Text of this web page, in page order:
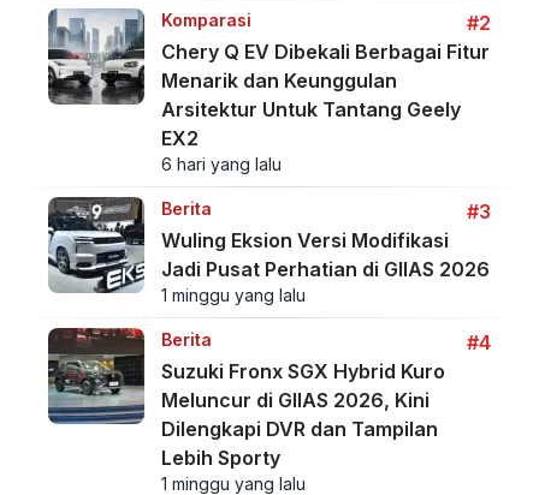
Komparasi
#2
Chery Q EV Dibekali Berbagai Fitur
Menarik dan Keunggulan
Arsitektur Untuk Tantang Geely
EX2
6 hari yang lalu
Berita
#3
Wuling Eksion Versi Modifikasi
Jadi Pusat Perhatian di GIIAS 2026
1 minggu yang lalu
Berita
#4
Suzuki Fronx SGX Hybrid Kuro
Meluncur di GIIAS 2026, Kini
Dilengkapi DVR dan Tampilan
Lebih Sporty
1 minggu yang lalu